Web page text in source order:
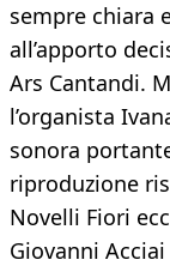
sempre chiara
all’apporto
Ars Cantandi.
l’organista
sonora
riproduzione
Novelli Fiori
Giovanni